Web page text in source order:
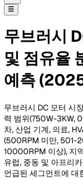
무브러시
및 점유율
예측
무브러시 DC 모터 시
력 범위(750W-3KW,
차, 산업 기계, 의료,
(500RPM 미만, 501-
10000RPM 이상), 지
유럽, 중동 및 아프리
언급된 세그먼트에 대